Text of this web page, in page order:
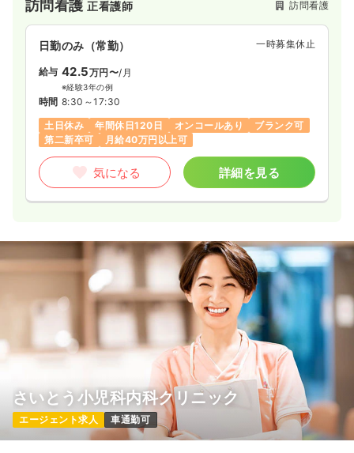
ス」
「各事業所が、ご利用者様を包括的な視点でチームアプローチ
していく、
つながるサービス」の実践を目指しています。
訪問看護正看護師 訪問看護
日勤のみ（常勤） 一時募集休止
給与 42.5万円〜/月
※経験3年の例
時間 8:30～17:30
土日休み
年間休日120日 オンコールあり
ブランク可
第二新卒可
月給40万円以上可
気になる 詳細を見る
さいとう小児科内科クリニック
エージェント求人 車通勤可